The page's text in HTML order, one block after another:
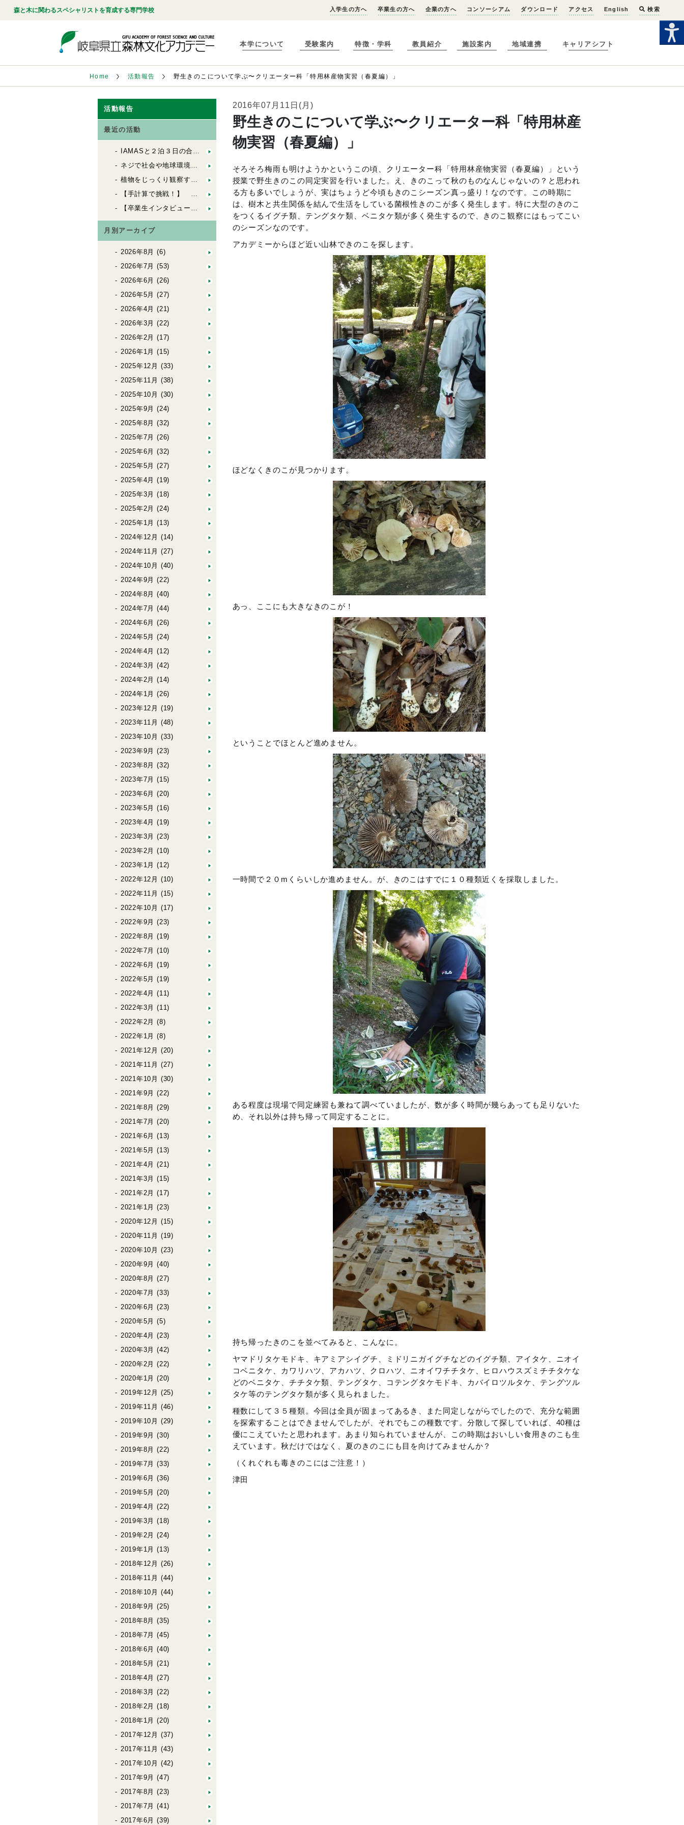
森と木に関わるスペシャリストを育成する専門学校 入学生の方へ 卒業生の方へ 企業の方へ コンソーシアム ダウンロード アクセス English 検索
本学について 受験案内 特徴・学科 教員紹介 施設案内 地域連携 キャリアシフト
Home 活動報告 野生きのこについて学ぶ〜クリエーター科「特用林産物実習（春夏編）」
活動報告
最近の活動
IAMASと２泊３日の合同合宿！「FbSのためのデザインキャンプ」
ネジで社会や地球環境を良くする会社「シネジックさん」視察
植物をじっくり観察する「植物観察の基礎」
【手計算で挑戦！】 木造の許容応力度計算（２）
【卒業生インタビュー】 ６歳から100歳までの居場所を創る
月別アーカイブ
2026年8月 (6)
2026年7月 (53)
2026年6月 (26)
2026年5月 (27)
2026年4月 (21)
2026年3月 (22)
2026年2月 (17)
2026年1月 (15)
2025年12月 (33)
2025年11月 (38)
2025年10月 (30)
2025年9月 (24)
2025年8月 (32)
2025年7月 (26)
2025年6月 (32)
2025年5月 (27)
2025年4月 (19)
2025年3月 (18)
2025年2月 (24)
2025年1月 (13)
2024年12月 (14)
2024年11月 (27)
2024年10月 (40)
2024年9月 (22)
2024年8月 (40)
2024年7月 (44)
2024年6月 (26)
2024年5月 (24)
2024年4月 (12)
2024年3月 (42)
2024年2月 (14)
2024年1月 (26)
2023年12月 (19)
2023年11月 (48)
2023年10月 (33)
2023年9月 (23)
2023年8月 (32)
2023年7月 (15)
2023年6月 (20)
2023年5月 (16)
2023年4月 (19)
2023年3月 (23)
2023年2月 (10)
2023年1月 (12)
2022年12月 (10)
2022年11月 (15)
2022年10月 (17)
2022年9月 (23)
2022年8月 (19)
2022年7月 (10)
2022年6月 (19)
2022年5月 (19)
2022年4月 (11)
2022年3月 (11)
2022年2月 (8)
2022年1月 (8)
2021年12月 (20)
2021年11月 (27)
2021年10月 (30)
2021年9月 (22)
2021年8月 (29)
2021年7月 (20)
2021年6月 (13)
2021年5月 (13)
2021年4月 (21)
2021年3月 (15)
2021年2月 (17)
2021年1月 (23)
2020年12月 (15)
2020年11月 (19)
2020年10月 (23)
2020年9月 (40)
2020年8月 (27)
2020年7月 (33)
2020年6月 (23)
2020年5月 (5)
2020年4月 (23)
2020年3月 (42)
2020年2月 (22)
2020年1月 (20)
2019年12月 (25)
2019年11月 (46)
2019年10月 (29)
2019年9月 (30)
2019年8月 (22)
2019年7月 (33)
2019年6月 (36)
2019年5月 (20)
2019年4月 (22)
2019年3月 (18)
2019年2月 (24)
2019年1月 (13)
2018年12月 (26)
2018年11月 (44)
2018年10月 (44)
2018年9月 (25)
2018年8月 (35)
2018年7月 (45)
2018年6月 (40)
2018年5月 (21)
2018年4月 (27)
2018年3月 (22)
2018年2月 (18)
2018年1月 (20)
2017年12月 (37)
2017年11月 (43)
2017年10月 (42)
2017年9月 (47)
2017年8月 (23)
2017年7月 (41)
2017年6月 (39)
2016年07月11日(月)
野生きのこについて学ぶ〜クリエーター科「特用林産
物実習（春夏編）」
そろそろ梅雨も明けようかというこの頃、クリエーター科「特用林産物実習（春夏編）」という
授業で野生きのこの同定実習を行いました。え、きのこって秋のものなんじゃないの？と思われ
る方も多いでしょうが、実はちょうど今頃もきのこシーズン真っ盛り！なのです。この時期に
は、樹木と共生関係を結んで生活をしている菌根性きのこが多く発生します。特に大型のきのこ
をつくるイグチ類、テングタケ類、ベニタケ類が多く発生するので、きのこ観察にはもってこい
のシーズンなのです。
アカデミーからほど近い山林できのこを探します。
ほどなくきのこが見つかります。
あっ、ここにも大きなきのこが！
ということでほとんど進めません。
一時間で２０mくらいしか進めません。が、きのこはすでに１０種類近くを採取しました。
ある程度は現場で同定練習も兼ねて調べていましたが、数が多く時間が幾らあっても足りないた
め、それ以外は持ち帰って同定することに。
持ち帰ったきのこを並べてみると、こんなに。
ヤマドリタケモドキ、キアミアシイグチ、ミドリニガイグチなどのイグチ類、アイタケ、ニオイ
コベニタケ、カワリハツ、アカハツ、クロハツ、ニオイワチチタケ、ヒロハウスズミチチタケな
どのベニタケ、チチタケ類、テングタケ、コテングタケモドキ、カバイロツルタケ、テングツル
タケ等のテングタケ類が多く見られました。
種数にして３５種類。今回は全員が固まってあるき、また同定しながらでしたので、充分な範囲
を探索することはできませんでしたが、それでもこの種数です。分散して探していれば、40種は
優にこえていたと思われます。あまり知られていませんが、この時期はおいしい食用きのこも生
えています。秋だけではなく、夏のきのこにも目を向けてみませんか？
（くれぐれも毒きのこにはご注意！）
津田